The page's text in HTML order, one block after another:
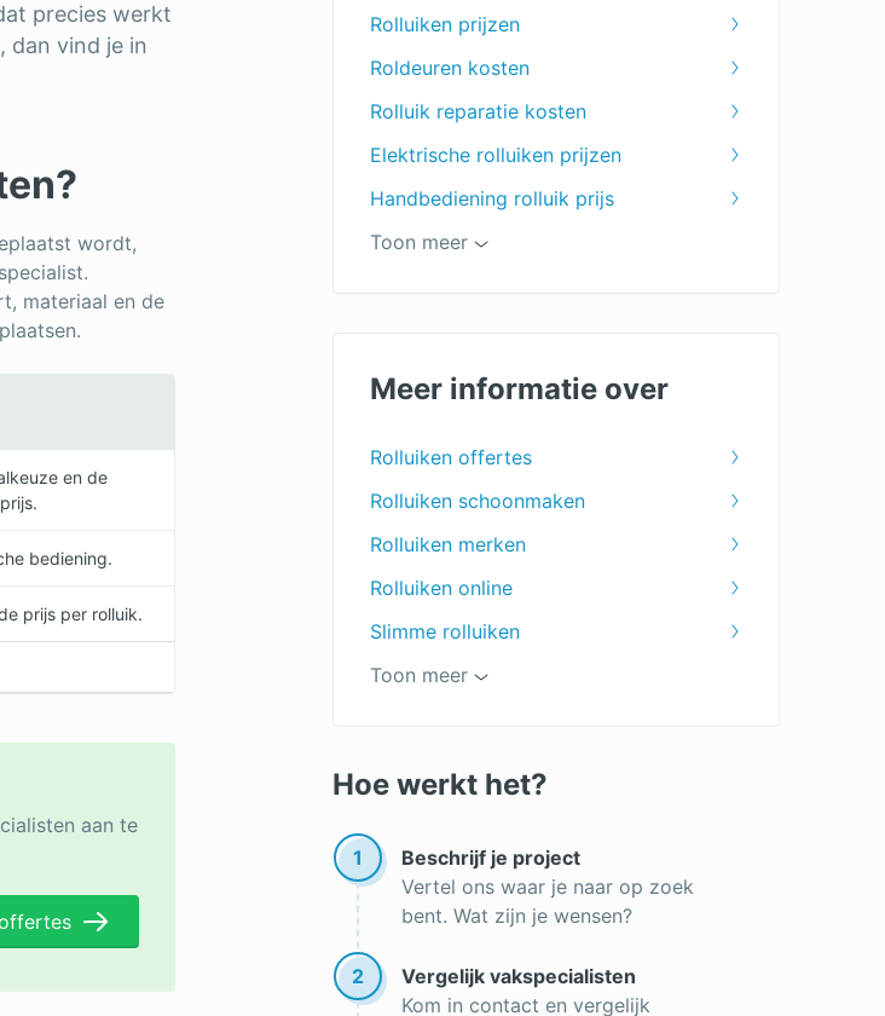
precies werkt
dan vind je in
wordt,
materiaal en de
en de
bediening.
prijs per rolluik.
aan te
Rolluiken prijzen
Roldeuren kosten
Rolluik reparatie kosten
Elektrische rolluiken prijzen
Handbediening rolluik prijs
Kunststof rolluiken prijzen
Voorzetrolluiken prijzen
Toon meer
Meer informatie over
Rolluiken offertes
Rolluiken schoonmaken
Rolluiken merken
Rolluiken online
Slimme rolluiken
Rolluiken in Enschede
Rolluiken in Tilburg
Goedkope rolluiken
Rolluikband vervangen
Toon meer
Hoe werkt het?
1
Beschrijf je project
Vertel ons waar je naar op zoek
bent. Wat zijn je wensen?
2
Vergelijk vakspecialisten
Kom in contact en vergelijk